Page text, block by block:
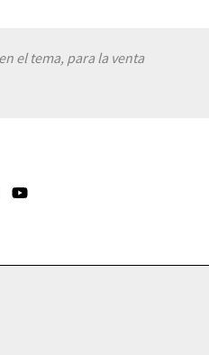
el tema, para la venta